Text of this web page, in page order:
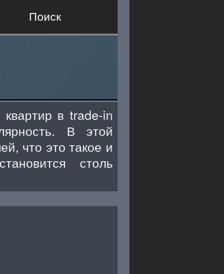
Поиск
в trade-in
В этой
что это такое и
столь